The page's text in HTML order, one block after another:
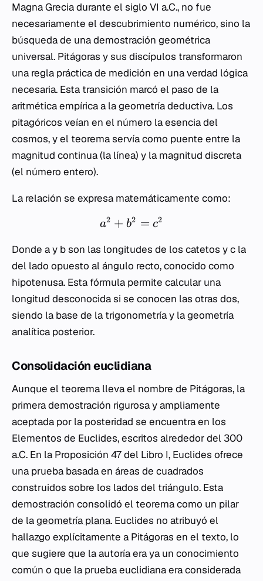
Magna Grecia durante el siglo VI a.C., no fue
necesariamente el descubrimiento numérico, sino la
búsqueda de una demostración geométrica
universal. Pitágoras y sus discípulos transformaron
una regla práctica de medición en una verdad lógica
necesaria. Esta transición marcó el paso de la
aritmética empírica a la geometría deductiva. Los
pitagóricos veían en el número la esencia del
cosmos, y el teorema servía como puente entre la
magnitud continua (la línea) y la magnitud discreta
(el número entero).
La relación se expresa matemáticamente como:
a2 + b2 = c2
Donde ay bson las longitudes de los catetos yc la
del lado opuesto al ángulo recto, conocido como
hipotenusa. Esta fórmula permite calcular una
longitud desconocida si se conocen las otras dos,
siendo la base de la trigonometría y la geometría
analítica posterior.
Consolidación euclidiana
Aunque el teorema lleva el nombre de Pitágoras, la
primera demostración rigurosa y ampliamente
aceptada por la posteridad se encuentra en los
Elementos de Euclides, escritos alrededor del 300
a.C. En la Proposición 47 del Libro I, Euclides ofrece
una prueba basada en áreas de cuadrados
construidos sobre los lados del triángulo. Esta
demostración consolidó el teorema como un pilar
de lageometría plana. Euclides no atribuyó el
hallazgo explícitamente a Pitágoras en el texto, lo
que sugiere que la autoría era ya un conocimiento
común o que la prueba euclidiana era considerada